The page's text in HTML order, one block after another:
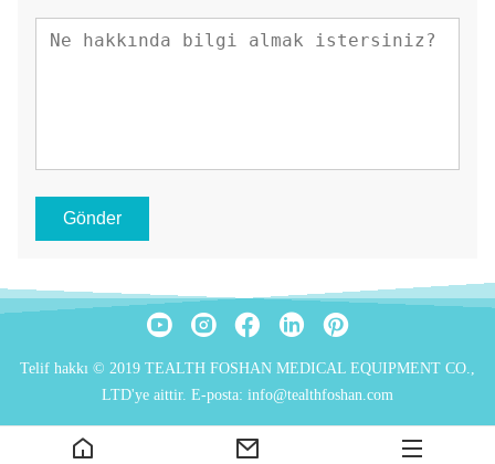
Gönder
Telif hakkı © 2019 TEALTH FOSHAN MEDICAL EQUIPMENT CO.,
LTD'ye aittir. E-posta: info@tealthfoshan.com